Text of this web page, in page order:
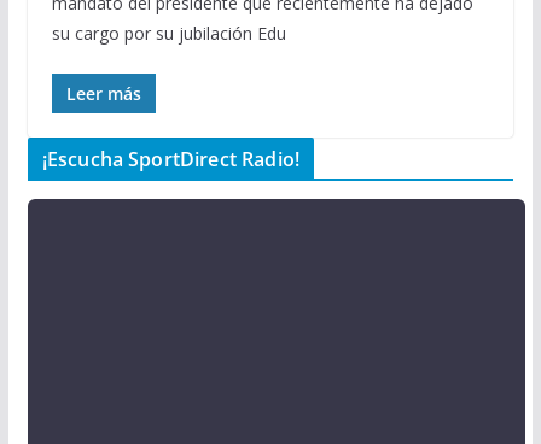
su cargo por su jubilación Edu
Leer más
¡Escucha SportDirect Radio!